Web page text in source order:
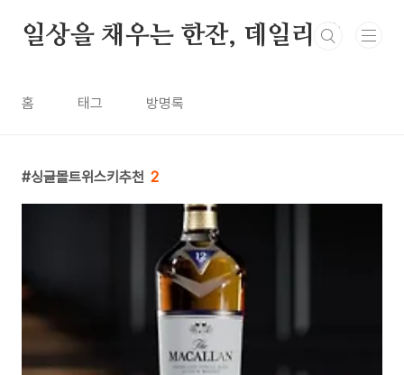
일상을 채우는 한잔, 데일리샷
홈 태그 방명록
싱글몰트위스키추천 2